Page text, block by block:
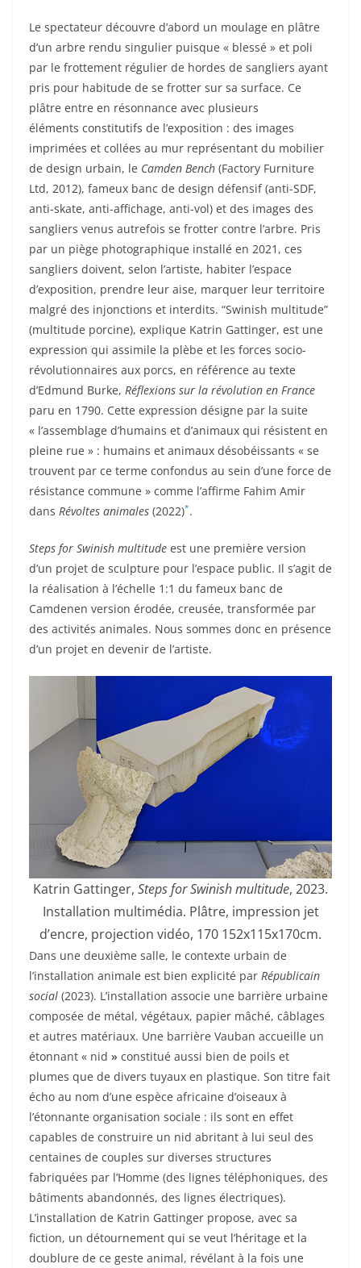
Le spectateur découvre d’abord un moulage en plâtre
d’un arbre rendu singulier puisque « blessé » et poli
par le frottement régulier de hordes de sangliers ayant
pris pour habitude de se frotter sur sa surface. Ce
plâtre entre en résonnance avec plusieurs
éléments constitutifs de l’exposition : des images
imprimées et collées au mur représentant du mobilier
de design urbain, le Camden Bench (Factory Furniture
Ltd, 2012), fameux banc de design défensif (anti-SDF,
anti-skate, anti-affichage, anti-vol) et des images des
sangliers venus autrefois se frotter contre l’arbre. Pris
par un piège photographique installé en 2021, ces
sangliers doivent, selon l’artiste, habiter l’espace
d’exposition, prendre leur aise, marquer leur territoire
malgré des injonctions et interdits. “Swinish multitude”
(multitude porcine), explique Katrin Gattinger, est une
expression qui assimile la plèbe et les forces socio-
révolutionnaires aux porcs, en référence au texte
d’Edmund Burke, Réflexions sur la révolution en France
paru en 1790. Cette expression désigne par la suite
« l’assemblage d’humains et d’animaux qui résistent en
pleine rue » : humains et animaux désobéissants « se
trouvent par ce terme confondus au sein d’une force de
résistance commune » comme l’affirme Fahim Amir
dans Révoltes animales (2022)*.
Steps for Swinish multitude est une première version
d’un projet de sculpture pour l’espace public. Il s’agit de
la réalisation à l’échelle 1:1 du fameux banc de
Camdenen version érodée, creusée, transformée par
des activités animales. Nous sommes donc en présence
d’un projet en devenir de l’artiste.
Katrin Gattinger, Steps for Swinish multitude, 2023.
Installation multimédia. Plâtre, impression jet
d’encre, projection vidéo, 170 152x115x170cm.
Dans une deuxième salle, le contexte urbain de
l’installation animale est bien explicité par Républicain
social (2023). L’installation associe une barrière urbaine
composée de métal, végétaux, papier mâché, câblages
et autres matériaux. Une barrière Vauban accueille un
étonnant « nid » constitué aussi bien de poils et
plumes que de divers tuyaux en plastique. Son titre fait
écho au nom d’une espèce africaine d’oiseaux à
l’étonnante organisation sociale : ils sont en effet
capables de construire un nid abritant à lui seul des
centaines de couples sur diverses structures
fabriquées par l’Homme (des lignes téléphoniques, des
bâtiments abandonnés, des lignes électriques).
L’installation de Katrin Gattinger propose, avec sa
fiction, un détournement qui se veut l’héritage et la
doublure de ce geste animal, révélant à la fois une